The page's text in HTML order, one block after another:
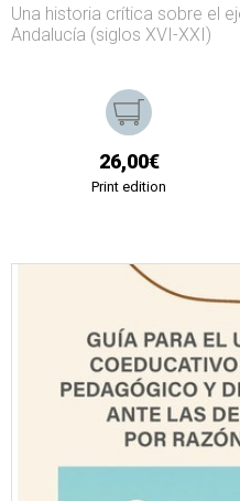
Una historia crítica sobre el
Andalucía (siglos XVI-XXI)
26,00€
Print edition